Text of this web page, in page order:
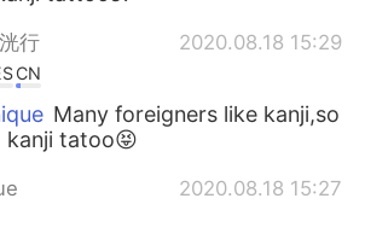
行 2020.08.18 15:29
CN
Many foreigners like kanji,so
tatoo😝
2020.08.18 15:27